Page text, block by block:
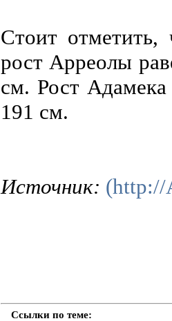
Стоит отметить,
рост Арреолы
см. Рост
191 см.
Источник:
Ссылки по теме: